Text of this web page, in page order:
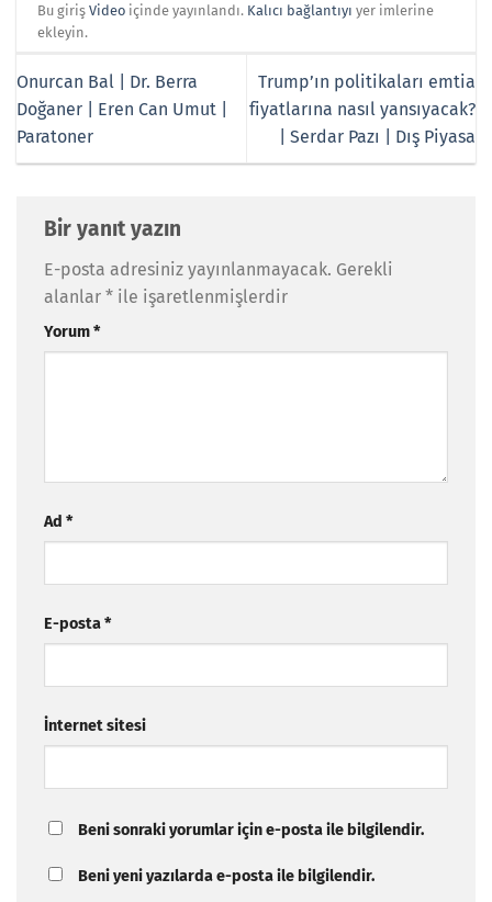
Bu girişVideo içinde yayınlandı. Kalıcı bağlantıyı yer imlerine
ekleyin.
Onurcan Bal | Dr. Berra
Doğaner | Eren Can Umut |
Paratoner
Trump’ın politikaları emtia
fiyatlarına nasıl yansıyacak?
| Serdar Pazı | Dış Piyasa
Bir yanıt yazın
E-posta adresiniz yayınlanmayacak. Gerekli
alanlar * ile işaretlenmişlerdir
Yorum*
Ad *
E-posta*
İnternet sitesi
Beni sonraki yorumlar için e-posta ile bilgilendir.
Beni yeni yazılarda e-posta ile bilgilendir.